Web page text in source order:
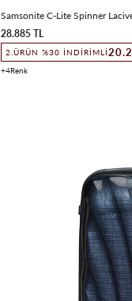
Samsonite C-Lite Spinner
28.885 TL
2.ÜRÜN %30 İNDIRIMLI
4